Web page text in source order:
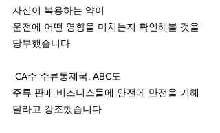
자신이 복용하는 약이
운전에 어떤 영향을 미치는지 확인해볼 것을
당부했습니다
CA주 주류통제국, ABC도
주류 판매 비즈니스들에 안전에 만전을 기해
달라고 강조했습니다